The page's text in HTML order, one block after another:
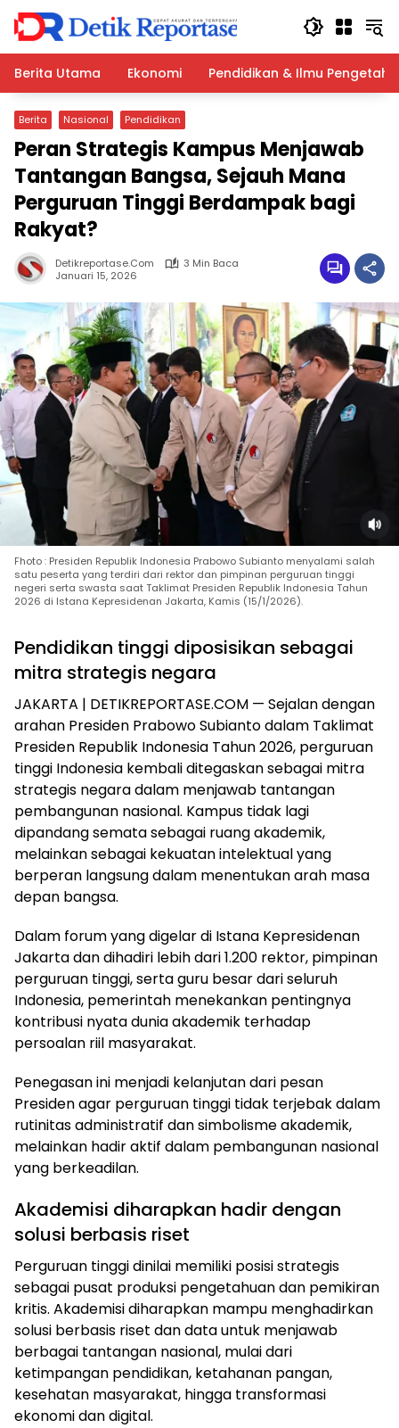
Langsung
konten
Berita Utama
Ekonomi Pendidikan & Ilmu
Berita Nasional Pendidikan
Peran Strategis Kampus Menjawab
Tantangan Bangsa, Sejauh Mana
Perguruan Tinggi Berdampak bagi
Rakyat?
Detikreportase.com
3 Min Baca
Januari 15, 2026
Fhoto : Presiden Republik Indonesia Prabowo Subianto menyalami salah
satu peserta yang terdiri dari rektor dan pimpinan perguruan tinggi
negeri serta swasta saat Taklimat Presiden Republik Indonesia Tahun
2026 di Istana Kepresidenan Jakarta, Kamis (15/1/2026).
Pendidikan tinggi diposisikan sebagai
mitra strategis negara
JAKARTA | DETIKREPORTASE.COM — Sejalan dengan
arahan Presiden Prabowo Subianto dalam Taklimat
Presiden Republik Indonesia Tahun 2026, perguruan
tinggi Indonesia kembali ditegaskan sebagai mitra
strategis negara dalam menjawab tantangan
pembangunan nasional. Kampus tidak lagi
dipandang semata sebagai ruang akademik,
melainkan sebagai kekuatan intelektual yang
berperan langsung dalam menentukan arah masa
depan bangsa.
Dalam forum yang digelar di Istana Kepresidenan
Jakarta dan dihadiri lebih dari 1.200 rektor, pimpinan
perguruan tinggi, serta guru besar dari seluruh
Indonesia, pemerintah menekankan pentingnya
kontribusi nyata dunia akademik terhadap
persoalan riil masyarakat.
Penegasan ini menjadi kelanjutan dari pesan
Presiden agar perguruan tinggi tidak terjebak dalam
rutinitas administratif dan simbolisme akademik,
melainkan hadir aktif dalam pembangunan nasional
yang berkeadilan.
Akademisi diharapkan hadir dengan
solusi berbasis riset
Perguruan tinggi dinilai memiliki posisi strategis
sebagai pusat produksi pengetahuan dan pemikiran
kritis. Akademisi diharapkan mampu menghadirkan
solusi berbasis riset dan data untuk menjawab
berbagai tantangan nasional, mulai dari
ketimpangan pendidikan, ketahanan pangan,
kesehatan masyarakat, hingga transformasi
ekonomi dan digital.